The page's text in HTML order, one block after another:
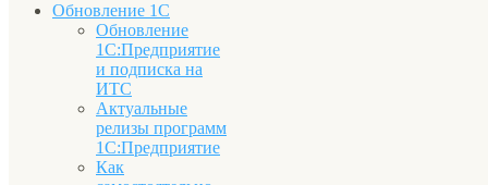
Обновление 1С
Обновление
1С:Предприятие
и подписка на
ИТС
Актуальные
релизы программ
1С:Предприятие
Как